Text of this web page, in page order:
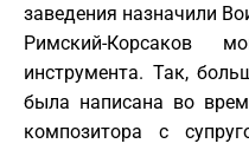
заведения назначили
Римский-Корсаков
инструмента. Так,
была написана во
композитора с